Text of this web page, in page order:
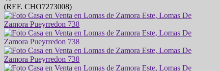
(REF. CHO7273008)